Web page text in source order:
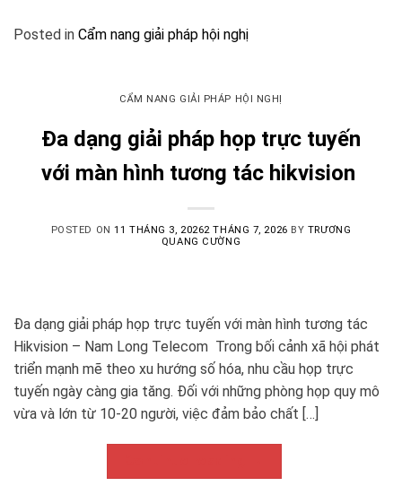
Posted in Cẩm nang giải pháp hội nghị
CẨM NANG GIẢI PHÁP HỘI NGHỊ
Đa dạng giải pháp họp trực tuyến
với màn hình tương tác hikvision
POSTED ON11 THÁNG 3, 20262 THÁNG 7, 2026 BY TRƯƠNG
QUANG CƯỜNG
Đa dạng giải pháp họp trực tuyến với màn hình tương tác
Hikvision – Nam Long Telecom Trong bối cảnh xã hội phát
triển mạnh mẽ theo xu hướng số hóa, nhu cầu họp trực
tuyến ngày càng gia tăng. Đối với những phòng họp quy mô
vừa và lớn từ 10-20 người, việc đảm bảo chất […]